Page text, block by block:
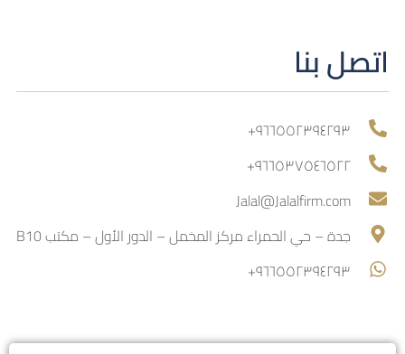
اتصل بنا
٩٦٦٥٥٢٣٩٤٢٩٣+
٩٦٦٥٣٧٥٤٦٥٢٢+
Jalal@Jalalfirm.com
جدة – حي الحمراء مركز المخمل – الدور الأول – مكتب B10
٩٦٦٥٥٢٣٩٤٢٩٣+